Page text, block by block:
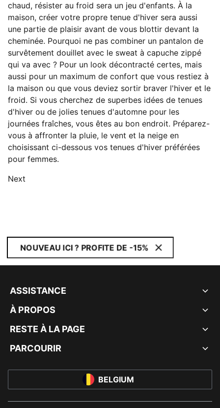
chaud, résister au froid sera un jeu d'enfants. À la
maison, créer votre propre tenue d'hiver sera aussi
une partie de plaisir avant de vous blottir devant la
cheminée. Pourquoi ne pas combiner un pantalon de
survêtement douillet avec le sweat à capuche zippé
qui va avec ? Pour un look décontracté certes, mais
aussi pour un maximum de confort que vous restiez à
la maison ou que vous deviez sortir braver l'hiver et le
froid. Si vous cherchez de superbes idées de tenues
d'hiver ou de jolies tenues d'automne pour les
journées fraîches, vous êtes au bon endroit. Préparez-
vous à affronter la pluie, le vent et la neige en
choisissant ci-dessous vos tenues d'hiver préférées
pour femmes.
Next
NOUVEAU ICI ? PROFITE DE -15%
ASSISTANCE
À PROPOS
RESTE À LA PAGE
PARCOURIR
BELGIUM